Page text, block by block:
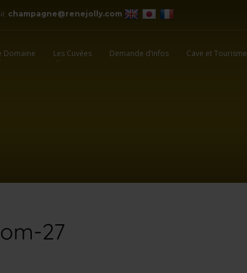
champagne@renejolly.com
Domaine Les Cuvées Demande d’infos Cave et Tourisme
27